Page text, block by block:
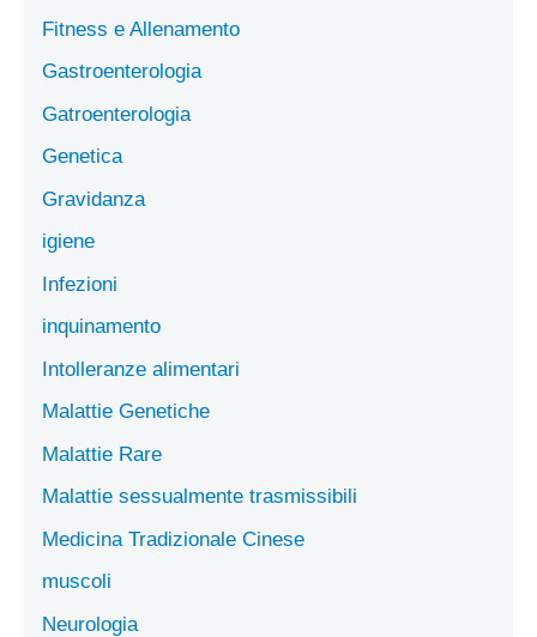
Fitness e Allenamento
Gastroenterologia
Gatroenterologia
Genetica
Gravidanza
igiene
Infezioni
inquinamento
Intolleranze alimentari
Malattie Genetiche
Malattie Rare
Malattie sessualmente trasmissibili
Medicina Tradizionale Cinese
muscoli
Neurologia